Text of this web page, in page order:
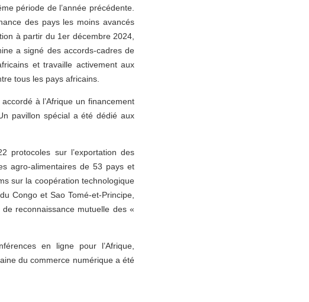
période de l’année précédente.
des pays les moins avancés
à partir du 1er décembre 2024,
a signé des accords-cadres de
et travaille activement aux
tous les pays africains.
à l’Afrique un financement
pavillon spécial a été dédié aux
protocoles sur l’exportation des
agro-alimentaires de 53 pays et
sur la coopération technologique
Congo et Sao Tomé-et-Principe,
reconnaissance mutuelle des «
en ligne pour l’Afrique,
du commerce numérique a été